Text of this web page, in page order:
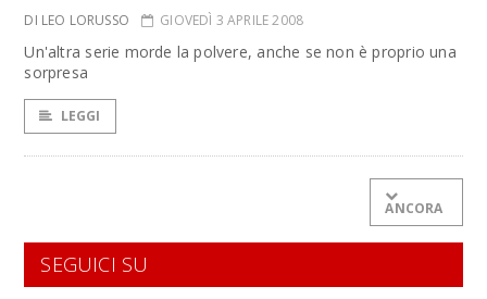
DI LEO LORUSSO GIOVEDÌ 3 APRILE 2008
Un'altra serie morde la polvere, anche se non è proprio una
sorpresa
LEGGI
ANCORA
SEGUICI SU